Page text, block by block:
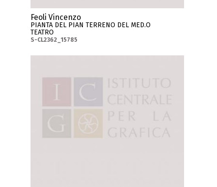
Feoli Vincenzo
PIANTA DEL PIAN TERRENO DEL MED.O
TEATRO
S-CL2362_15785